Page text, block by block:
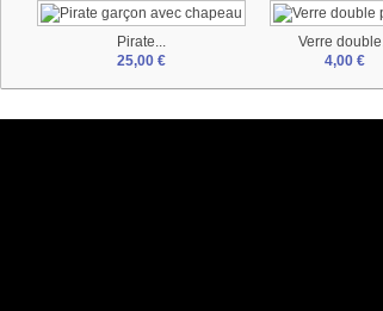
Pirate...
25,00 €
Verre
4,00 €